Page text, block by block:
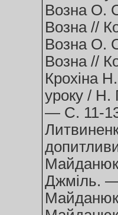
Возна О.
Возна //
Возна О.
Возна //
Крохіна
уроку / Н.
— С. 11-
Майданюк
Джміль.
Майданюк